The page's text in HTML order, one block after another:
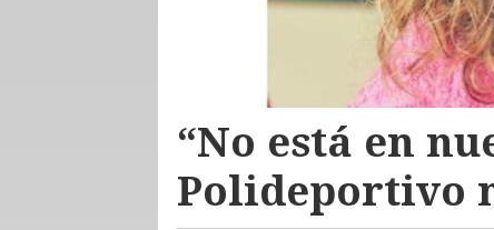
“No está en
Polideportivo